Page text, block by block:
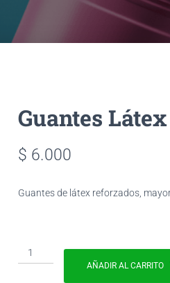
Guantes
$ 6.000
Guantes de látex reforzados,
Guantes
Látex
AÑADIR AL CARRITO